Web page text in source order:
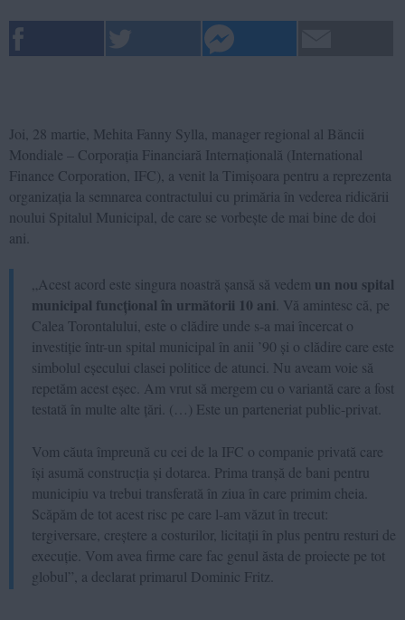
Joi, 28 martie, Mehita Fanny Sylla, manager regional al Băncii
Mondiale – Corporația Financiară Internațională (International
Finance Corporation, IFC), a venit la Timișoara pentru a reprezenta
organizația la semnarea contractului cu primăria în vederea ridicării
noului Spitalul Municipal, de care se vorbește de mai bine de doi
ani.
„Acest acord este singura noastră șansă să vedem un nou spital
municipal funcțional în următorii 10 ani . Vă amintesc că, pe
Calea Torontalului, este o clădire unde s-a mai încercat o
investiție într-un spital municipal în anii ’90 și o clădire care este
simbolul eșecului clasei politice de atunci. Nu aveam voie să
repetăm acest eșec. Am vrut să mergem cu o variantă care a fost
testată în multe alte țări. (…) Este un parteneriat public-privat.
Vom căuta împreună cu cei de la IFC o companie privată care
își asumă construcția și dotarea. Prima tranșă de bani pentru
municipiu va trebui transferată în ziua în care primim cheia.
Scăpăm de tot acest risc pe care l-am văzut în trecut:
tergiversare, creștere a costurilor, licitații în plus pentru resturi de
execuție. Vom avea firme care fac genul ăsta de proiecte pe tot
globul”, a declarat primarul Dominic Fritz.